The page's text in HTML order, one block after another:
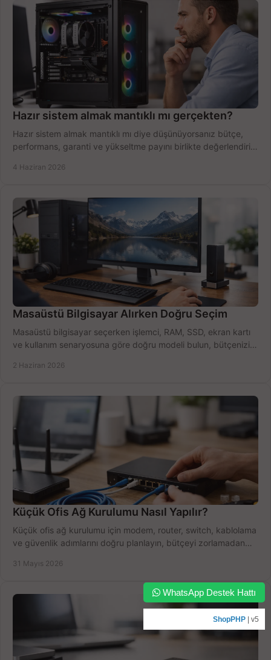
Hazır sistem almak mantıklı mı gerçekten?
Hazır sistem almak mantıklı mı diye düşünüyorsanız bütçe,
performans, garanti ve yükseltme payını birlikte değerlendirin,
4 Haziran 2026
Masaüstü Bilgisayar Alırken Doğru Seçim
Masaüstü bilgisayar seçerken işlemci, RAM, SSD, ekran kartı
ve kullanım senaryosuna göre doğru modeli bulun, bütçenizi
2 Haziran 2026
Küçük Ofis Ağ Kurulumu Nasıl Yapılır?
Küçük ofis ağ kurulumu için modem, router, switch, kablolama
ve güvenlik adımlarını doğru planlayın, bütçeyi zorlamadan
31 Mayıs 2026
WhatsApp Destek Hattı
ShopPHP | v5